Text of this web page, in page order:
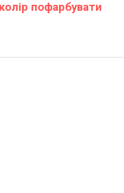
пофарбувати